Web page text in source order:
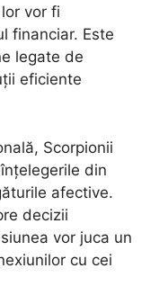
vor fi
financiar. Este
legate de
eficiente
Scorpionii
din
afective.
decizii
vor juca un
cu cei